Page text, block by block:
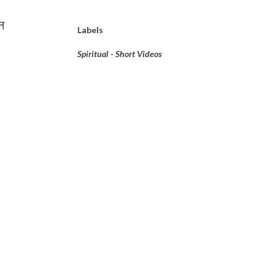
Labels
Spiritual - Short Videos